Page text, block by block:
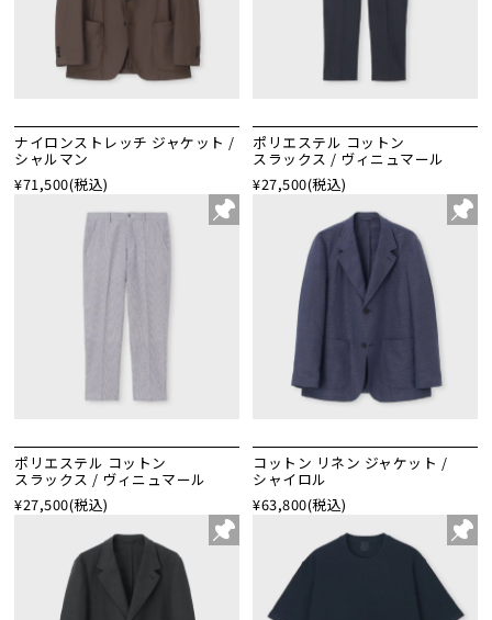
ナイロンストレッチ ジャケット /
シャルマン
¥71,500(税込)
ポリエステル コットン
スラックス / ヴィニュマール
¥27,500(税込)
ポリエステル コットン
スラックス / ヴィニュマール
¥27,500(税込)
コットン リネン ジャケット /
シャイロル
¥63,800(税込)